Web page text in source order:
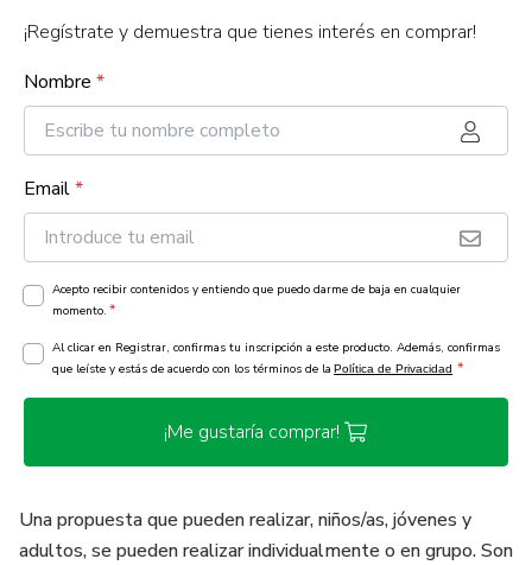
¡Regístrate y demuestra que tienes interés en comprar!
Nombre *
Email*
Acepto recibir contenidos y entiendo que puedo darme de baja en cualquier
momento. *
Al clicar en Registrar, confirmas tu inscripción a este producto. Además, confirmas
que leíste y estás de acuerdo con los términos de la Política de Privacidad *
¡Me gustaría comprar!
Una propuesta que pueden realizar, niños/as, jóvenes y
adultos, se pueden realizar individualmente o en grupo. Son